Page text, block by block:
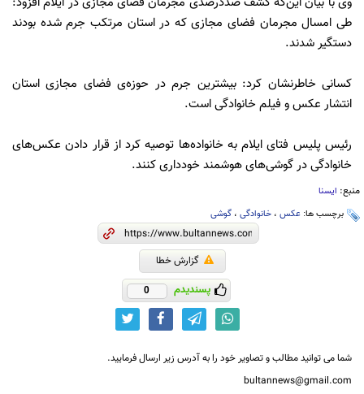
طی امسال مجرمان فضای مجازی که در استان مرتکب جرم شده بودند
دستگیر شدند.
کسانی خاطرنشان کرد: بیشترین جرم در حوزه‌ی فضای مجازی استان
انتشار عکس و فیلم خانوادگی است.
رئیس پلیس فتای ایلام به خانواده‌ها توصیه کرد از قرار دادن عکس‌های
خانوادگی در گوشی‌های هوشمند خودداری کنند.
منبع: ایسنا
برچسب ها: عکس‌ ، خانوادگی ، گوشی‌
گزارش خطا
پسندیدم 0
شما می توانید مطالب و تصاویر خود را به آدرس زیر ارسال فرمایید.
bultannews@gmail.com